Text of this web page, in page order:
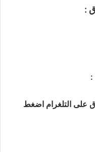
:
:
على التلغرام اضغط